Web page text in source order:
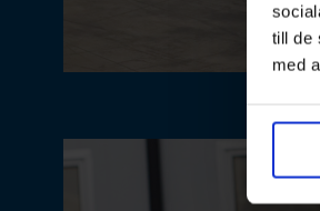
till de
med